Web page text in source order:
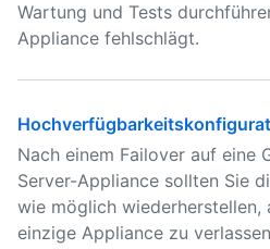
Wartung und Tests
Appliance fehlschlägt.
Nach einem Failover auf eine
Server-Appliance sollten Sie
wie möglich wiederherstellen,
einzige Appliance zu